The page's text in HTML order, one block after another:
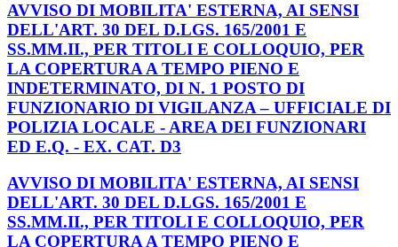
AVVISO DI MOBILITA' ESTERNA, AI SENSI
DELL'ART. 30 DEL D.LGS. 165/2001 E
SS.MM.II., PER TITOLI E COLLOQUIO, PER
LA COPERTURA A TEMPO PIENO E
INDETERMINATO, DI N. 1 POSTO DI
FUNZIONARIO DI VIGILANZA – UFFICIALE DI
POLIZIA LOCALE - AREA DEI FUNZIONARI
ED E.Q. - EX. CAT. D3
AVVISO DI MOBILITA' ESTERNA, AI SENSI
DELL'ART. 30 DEL D.LGS. 165/2001 E
SS.MM.II., PER TITOLI E COLLOQUIO, PER
LA COPERTURA A TEMPO PIENO E